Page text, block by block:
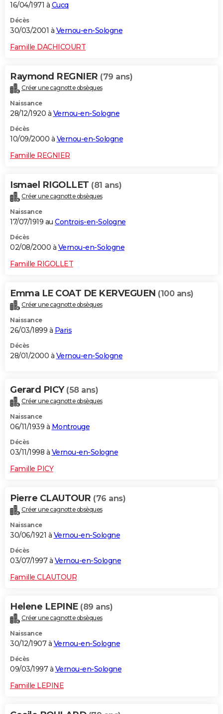
16/04/1971 à Cucq
Décès
30/03/2001 à Vernou-en-Sologne
Famille DACHICOURT
Raymond REGNIER (79 ans)
Créer une cagnotte obsèques
Naissance
28/12/1920 à Vernou-en-Sologne
Décès
10/09/2000 à Vernou-en-Sologne
Famille REGNIER
Ismael RIGOLLET (81 ans)
Créer une cagnotte obsèques
Naissance
17/07/1919 au Controis-en-Sologne
Décès
02/08/2000 à Vernou-en-Sologne
Famille RIGOLLET
Emma LE COAT DE KERVEGUEN (100 ans)
Créer une cagnotte obsèques
Naissance
26/03/1899 à Paris
Décès
28/01/2000 à Vernou-en-Sologne
Gerard PICY (58 ans)
Créer une cagnotte obsèques
Naissance
06/11/1939 à Montrouge
Décès
03/11/1998 à Vernou-en-Sologne
Famille PICY
Pierre CLAUTOUR (76 ans)
Créer une cagnotte obsèques
Naissance
30/06/1921 à Vernou-en-Sologne
Décès
03/07/1997 à Vernou-en-Sologne
Famille CLAUTOUR
Helene LEPINE (89 ans)
Créer une cagnotte obsèques
Naissance
30/12/1907 à Vernou-en-Sologne
Décès
09/03/1997 à Vernou-en-Sologne
Famille LEPINE